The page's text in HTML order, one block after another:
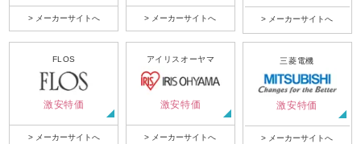
> メーカーサイトへ > メーカーサイトへ > メーカーサイトへ
FLOS
激安特価
> メーカーサイトへ
アイリスオーヤマ
激安特価
> メーカーサイトへ
三菱電機
激安特価
> メーカーサイトへ